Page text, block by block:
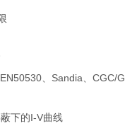
EN50530 Sandia
CGC/
下的I-V曲线